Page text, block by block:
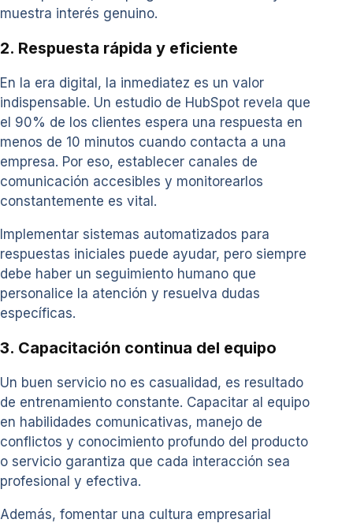
muestra interés genuino.
2. Respuesta rápida y eficiente
En la era digital, la inmediatez es un valor
indispensable. Un estudio de HubSpot revela que
el 90% de los clientes espera una respuesta en
menos de 10 minutos cuando contacta a una
empresa. Por eso, establecer canales de
comunicación accesibles y monitorearlos
constantemente es vital.
Implementar sistemas automatizados para
respuestas iniciales puede ayudar, pero siempre
debe haber un seguimiento humano que
personalice la atención y resuelva dudas
específicas.
3. Capacitación continua del equipo
Un buen servicio no es casualidad, es resultado
de entrenamiento constante. Capacitar al equipo
en habilidades comunicativas, manejo de
conflictos y conocimiento profundo del producto
o servicio garantiza que cada interacción sea
profesional y efectiva.
Además, fomentar una cultura empresarial